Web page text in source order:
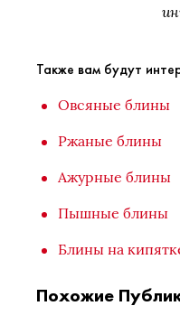
Также вам будут
Овсяные блины
Ржаные блины
Ажурные блины
Пышные блины
Блины на
Похожие